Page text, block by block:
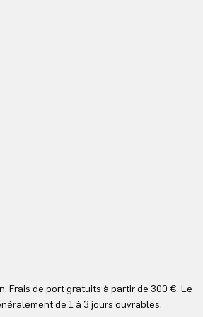
Frais de port gratuits à partir de 300 €. Le
de 1 à 3 jours ouvrables.